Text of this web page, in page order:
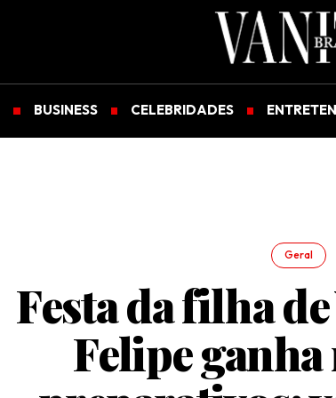
BUSINESS CELEBRIDADES
Geral
Festa da filha
Felipe